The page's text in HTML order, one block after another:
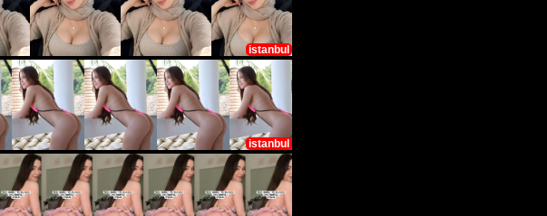
istanbul
istanbul